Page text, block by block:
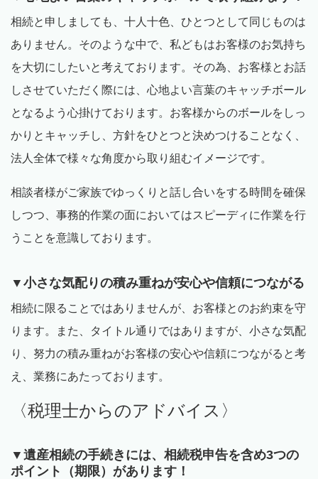
相続と申しましても、十人十色、ひとつとして同じものは
ありません。そのような中で、私どもはお客様のお気持ち
を大切にしたいと考えております。その為、お客様とお話
しさせていただく際には、心地よい言葉のキャッチボール
となるよう心掛けております。お客様からのボールをしっ
かりとキャッチし、方針をひとつと決めつけることなく、
法人全体で様々な角度から取り組むイメージです。
相談者様がご家族でゆっくりと話し合いをする時間を確保
しつつ、事務的作業の面においてはスピーディに作業を行
うことを意識しております。
▼小さな気配りの積み重ねが安心や信頼につながる
相続に限ることではありませんが、お客様とのお約束を守
ります。また、タイトル通りではありますが、小さな気配
り、努力の積み重ねがお客様の安心や信頼につながると考
え、業務にあたっております。
〈税理士からのアドバイス〉
▼遺産相続の手続きには、相続税申告を含め3つの
ポイント（期限）があります！